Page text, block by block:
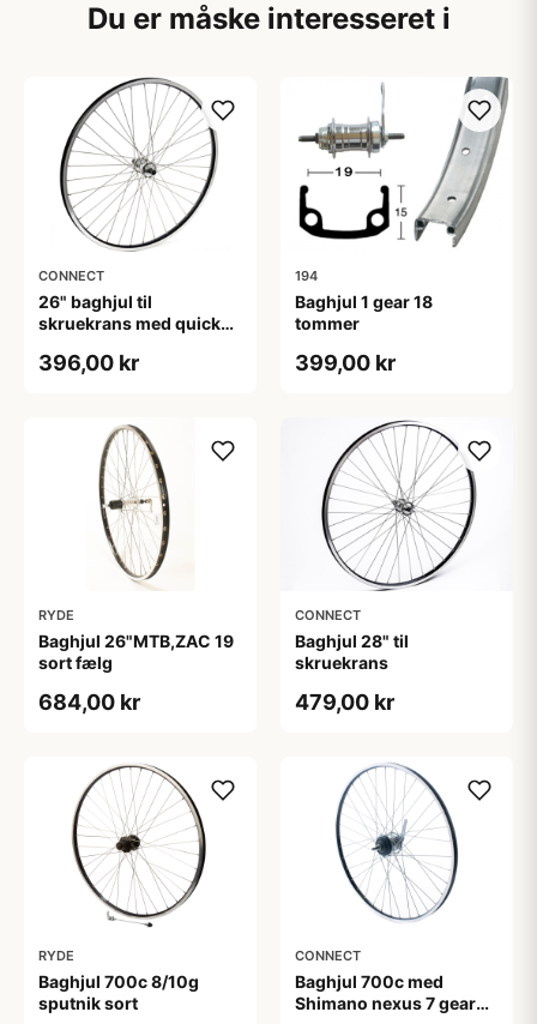
Du er måske interesseret i
CONNECT
26" baghjul til
skruekrans med quick
396,00 kr
194
Baghjul 1 gear 18
tommer
399,00 kr
RYDE
Baghjul 26"MTB,ZAC 19
sort fælg
684,00 kr
CONNECT
Baghjul 28" til
skruekrans
479,00 kr
RYDE
Baghjul 700c 8/10g
sputnik sort
CONNECT
Baghjul 700c med
Shimano nexus 7 gear